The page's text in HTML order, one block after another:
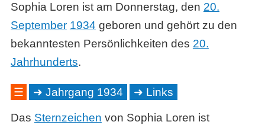
Sophia Loren ist am Donnerstag, den 20.
September 1934 geboren und gehört zu den
bekanntesten Persönlichkeiten des 20.
Jahrhunderts.
☰ Jahrgang 1934 Links
Das Sternzeichen von Sophia Loren ist